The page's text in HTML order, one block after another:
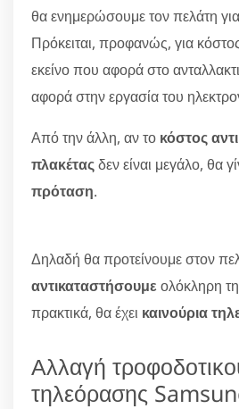
θα ενημερώσουμε τον πελάτη
Πρόκειται, προφανώς, για
εκείνο που αφορά στο
αφορά στην εργασία του
Από την άλλη, αν το κόστος
πλακέταςδεν είναι μεγάλο, θα
πρόταση.
Δηλαδή θα προτείνουμε στον
αντικαταστήσουμε ολόκληρη
πρακτικά, θα έχει καινούρια
Αλλαγή
τηλεόρασης